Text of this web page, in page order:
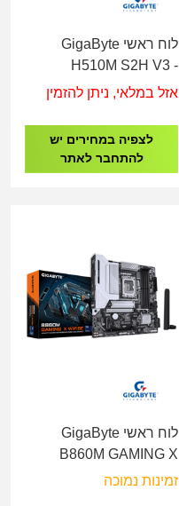
לוח ראשי GigaByte
H510M S2H V3 -
Socket 1200
אזל במלאי, ניתן להזמין
לצפיה במחירים יש
להתחבר לאתר
לוח ראשי GigaByte
B860M GAMING X
WIFI6E DDR5 - Socket
זמינות נמוכה